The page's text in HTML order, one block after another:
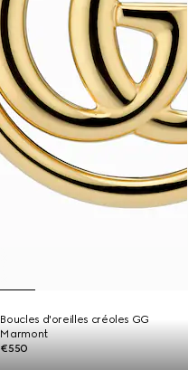
Boucles d'oreilles créoles GG
Marmont
€550